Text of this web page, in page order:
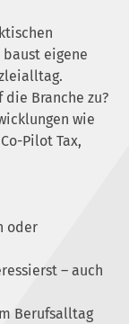
eigene
Branche zu?
wie
Pilot Tax,
oder
– auch
Berufsalltag